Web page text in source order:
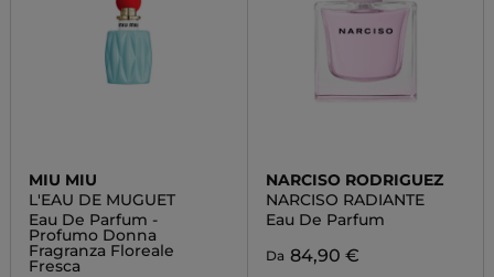
MIU MIU
L'EAU DE MUGUET
Eau De Parfum -
Profumo Donna
Fragranza Floreale
Fresca
NARCISO RODRIGUEZ
NARCISO RADIANTE
Eau De Parfum
Da 84,90 €